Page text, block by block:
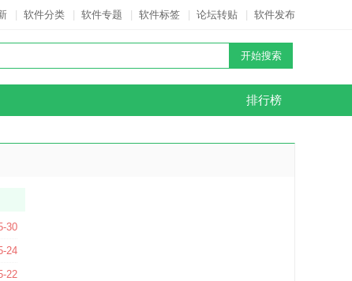
软件分类 软件专题 软件标签 论坛转贴 软件发布
排行榜
30
最新版
24官方版
22
方版